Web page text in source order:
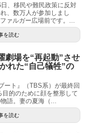
、移民や難民政策に反対
、数万人が参加しまし
ァルガー広場前です。...
を読む
劇場を“再起動”させ
れた“自己犠牲”の
ート』（TBS系）が最終回
的のために顔を整形して
語。妻の夏海（...
を読む